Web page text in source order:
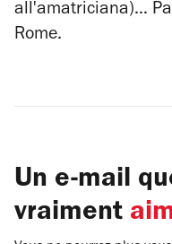
all'amatriciana)…
Rome.
Un e-mail
vraiment